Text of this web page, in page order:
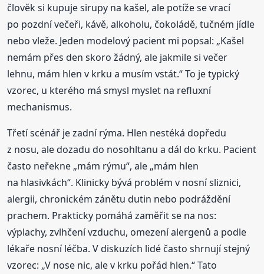
člověk si kupuje sirupy na kašel, ale potíže se vrací
po pozdní večeři, kávě, alkoholu, čokoládě, tučném jídle
nebo vleže. Jeden modelový pacient mi popsal: „Kašel
nemám přes den skoro žádný, ale jakmile si večer
lehnu, mám hlen v krku a musím vstát.“ To je typický
vzorec, u kterého má smysl myslet na refluxní
mechanismus.
Třetí scénář je zadní rýma. Hlen nestéká dopředu
z nosu, ale dozadu do nosohltanu a dál do krku. Pacient
často neřekne „mám rýmu“, ale „mám hlen
na hlasivkách“. Klinicky bývá problém v nosní sliznici,
alergii, chronickém zánětu dutin nebo podráždění
prachem. Prakticky pomáhá zaměřit se na nos:
výplachy, zvlhčení vzduchu, omezení alergenů a podle
lékaře nosní léčba. V diskuzích lidé často shrnují stejný
vzorec: „V nose nic, ale v krku pořád hlen.“ Tato